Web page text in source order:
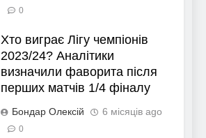
0
Хто виграє Лігу чемпіонів
2023/24? Аналітики
визначили фаворита після
перших матчів 1/4 фіналу
Бондар Олексій 6 місяців ago
0